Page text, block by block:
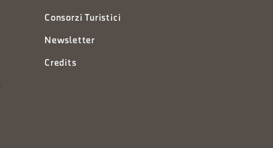
Consorzi Turistici
Newsletter
Credits